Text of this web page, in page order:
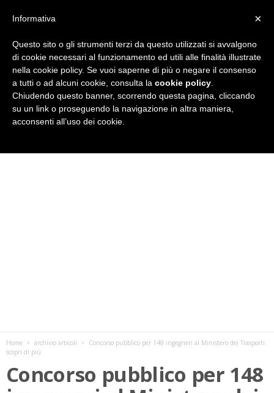
i
Home archivio articoli
Concorso pubblico per 148 ingegneri al Ministero dei Trasporti:
scopri di più
Concorso pubblico per 148
×
Informativa
Questo sito o gli strumenti terzi da questo utilizzati si avvalgono
di cookie necessari al funzionamento ed utili alle finalità illustrate
nella cookie policy. Se vuoi saperne di più o negare il consenso
a tutti o ad alcuni cookie, consulta la cookie policy
Chiudendo questo banner, scorrendo questa pagina, cliccando
su un link o proseguendo la navigazione in altra maniera,
acconsenti all’uso dei cookie.